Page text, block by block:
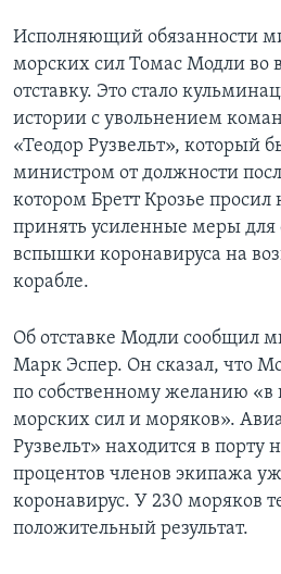
Исполняющий обязанности
морских сил Томас Модли во
отставку. Это стало
истории с увольнением
«Теодор Рузвельт», который
министром от должности
котором Бретт Крозье
принять усиленные меры
вспышки коронавируса на
корабле.
Об отставке Модли сообщил
Марк Эспер. Он сказал, что
по собственному желанию «в
морских сил и моряков».
Рузвельт» находится в порту
процентов членов экипажа
коронавирус. У 230 моряков
положительный результат.